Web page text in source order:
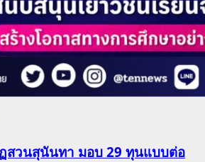
สวนสุนันทา มอบ 29 ทุนแบบต่อ